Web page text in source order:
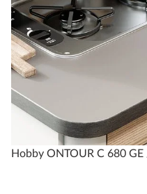
Hobby ONTOUR C 680